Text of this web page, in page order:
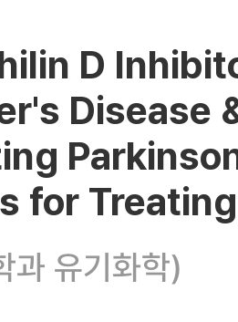
D
Disease
for
과 유기화학)